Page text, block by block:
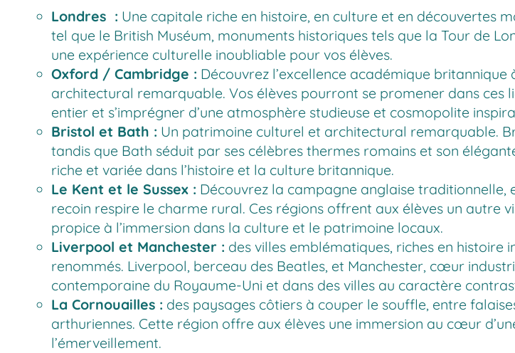
Londres : Une capitale riche en histoire, en culture et en découvertes
tel que le British Muséum, monuments historiques tels que la Tour de
une expérience culturelle inoubliable pour vos élèves.
Oxford / Cambridge : Découvrez l’excellence académique
architectural remarquable. Vos élèves pourront se promener dans ces
entier et s’imprégner d’une atmosphère studieuse et cosmopolite
Bristol et Bath : Un patrimoine culturel et architectural remarquable.
tandis que Bath séduit par ses célèbres thermes romains et son
riche et variée dans l’histoire et la culture britannique.
Le Kent et le Sussex : Découvrez la campagne anglaise
recoin respire le charme rural. Ces régions offrent aux élèves un autre
propice à l’immersion dans la culture et le patrimoine locaux.
Liverpool et Manchester : des villes emblématiques, riches en histoire
renommés. Liverpool, berceau des Beatles, et Manchester, cœur
contemporaine du Royaume-Uni et dans des villes au caractère
La Cornouailles : des paysages côtiers à couper le souffle, entre
arthuriennes. Cette région offre aux élèves une immersion au cœur
l’émerveillement.